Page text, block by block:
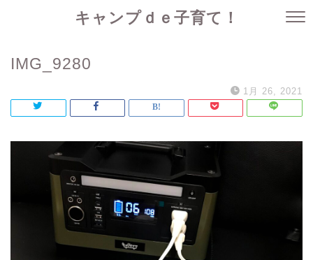
キャンプｄｅ子育て！
IMG_9280
1月 26, 2021